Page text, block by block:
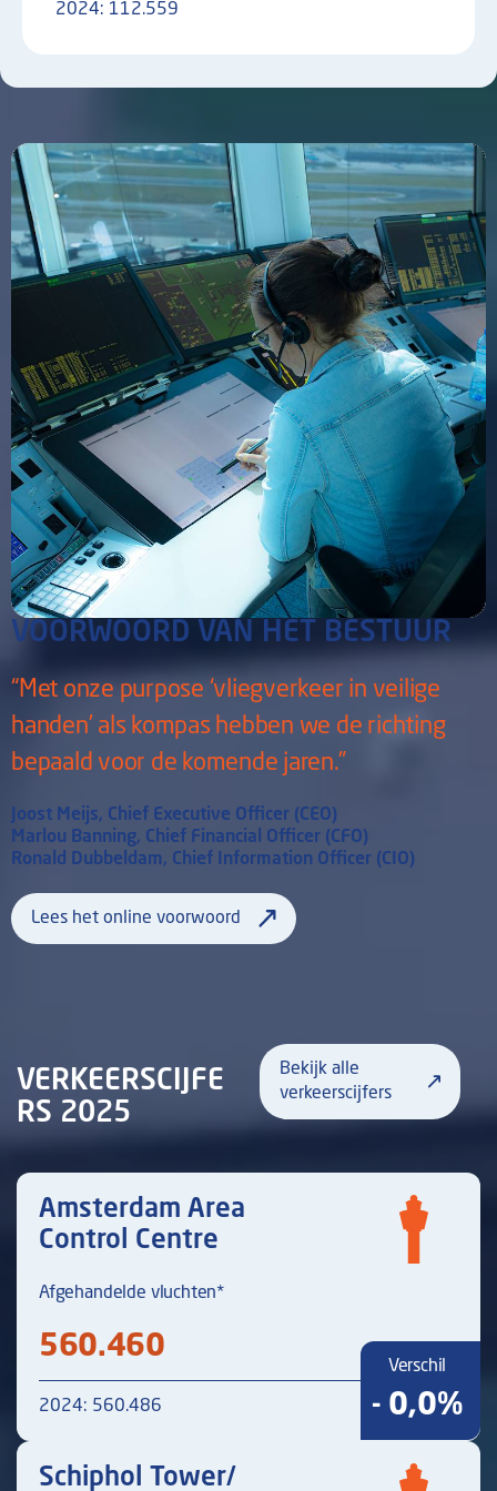
2024: 112.559
VOORWOORD VAN HET BESTUUR
“Met onze purpose ‘vliegverkeer in veilige
handen’ als kompas hebben we de richting
bepaald voor de komende jaren.”
Joost Meijs, Chief Executive Officer (CEO)
Marlou Banning, Chief Financial Officer (CFO)
Ronald Dubbeldam, Chief Information Officer (CIO)
Lees het online voorwoord
VERKEERSCIJFE
RS 2025
Bekijk alle
verkeerscijfers
Amsterdam Area
Control Centre
Afgehandelde vluchten*
560.460
2024: 560.486
Verschil
- 0,0%
Schiphol Tower/